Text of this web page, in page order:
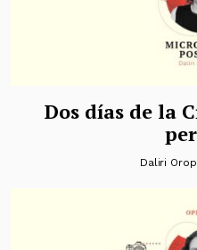
Dos días de la
Daliri